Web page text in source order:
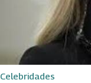
Celebridades